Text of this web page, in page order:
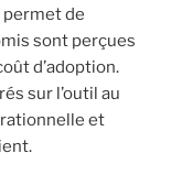
de
sont perçues
d’adoption.
sur l’outil au
et